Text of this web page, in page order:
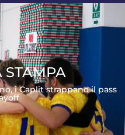
STAMPA
i Caplit strappano il pass